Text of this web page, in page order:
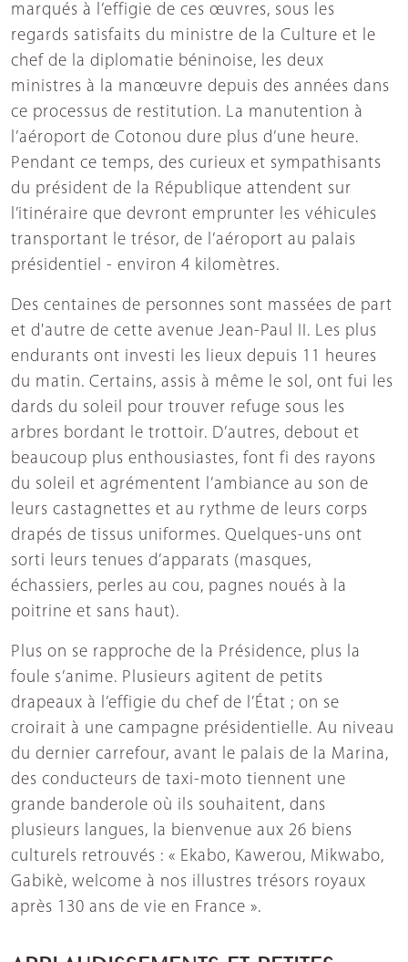
marqués à l’effigie de ces œuvres, sous les
regards satisfaits du ministre de la Culture et le
chef de la diplomatie béninoise, les deux
ministres à la manœuvre depuis des années dans
ce processus de restitution. La manutention à
l’aéroport de Cotonou dure plus d’une heure.
Pendant ce temps, des curieux et sympathisants
du président de la République attendent sur
l’itinéraire que devront emprunter les véhicules
transportant le trésor, de l’aéroport au palais
présidentiel - environ 4 kilomètres.
Des centaines de personnes sont massées de part
et d'autre de cette avenue Jean-Paul II. Les plus
endurants ont investi les lieux depuis 11 heures
du matin. Certains, assis à même le sol, ont fui les
dards du soleil pour trouver refuge sous les
arbres bordant le trottoir. D’autres, debout et
beaucoup plus enthousiastes, font fi des rayons
du soleil et agrémentent l’ambiance au son de
leurs castagnettes et au rythme de leurs corps
drapés de tissus uniformes. Quelques-uns ont
sorti leurs tenues d’apparats (masques,
échassiers, perles au cou, pagnes noués à la
poitrine et sans haut).
Plus on se rapproche de la Présidence, plus la
foule s’anime. Plusieurs agitent de petits
drapeaux à l’effigie du chef de l’État ; on se
croirait à une campagne présidentielle. Au niveau
du dernier carrefour, avant le palais de la Marina,
des conducteurs de taxi-moto tiennent une
grande banderole où ils souhaitent, dans
plusieurs langues, la bienvenue aux 26 biens
culturels retrouvés : « Ekabo, Kawerou, Mikwabo,
Gabikè, welcome à nos illustres trésors royaux
après 130 ans de vie en France ».